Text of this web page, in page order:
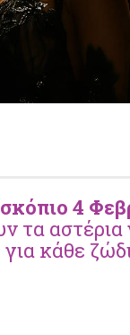
4
τα αστέρια
κάθε